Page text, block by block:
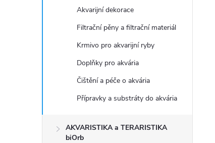
Akvarijní dekorace
Filtrační pěny a filtrační materiál
Krmivo pro akvarijní ryby
Doplňky pro akvária
Čištění a péče o akvária
Přípravky a substráty do akvária
AKVARISTIKA a TERARISTIKA
biOrb